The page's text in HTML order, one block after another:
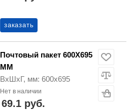
заказать
Почтовый пакет 600Х695
ММ
ВхШхГ, мм: 600х695
Нет в наличии
69.1 руб.